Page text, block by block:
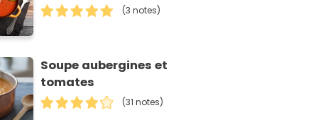
(3 notes)
Soupe aubergines et
tomates
(31 notes)